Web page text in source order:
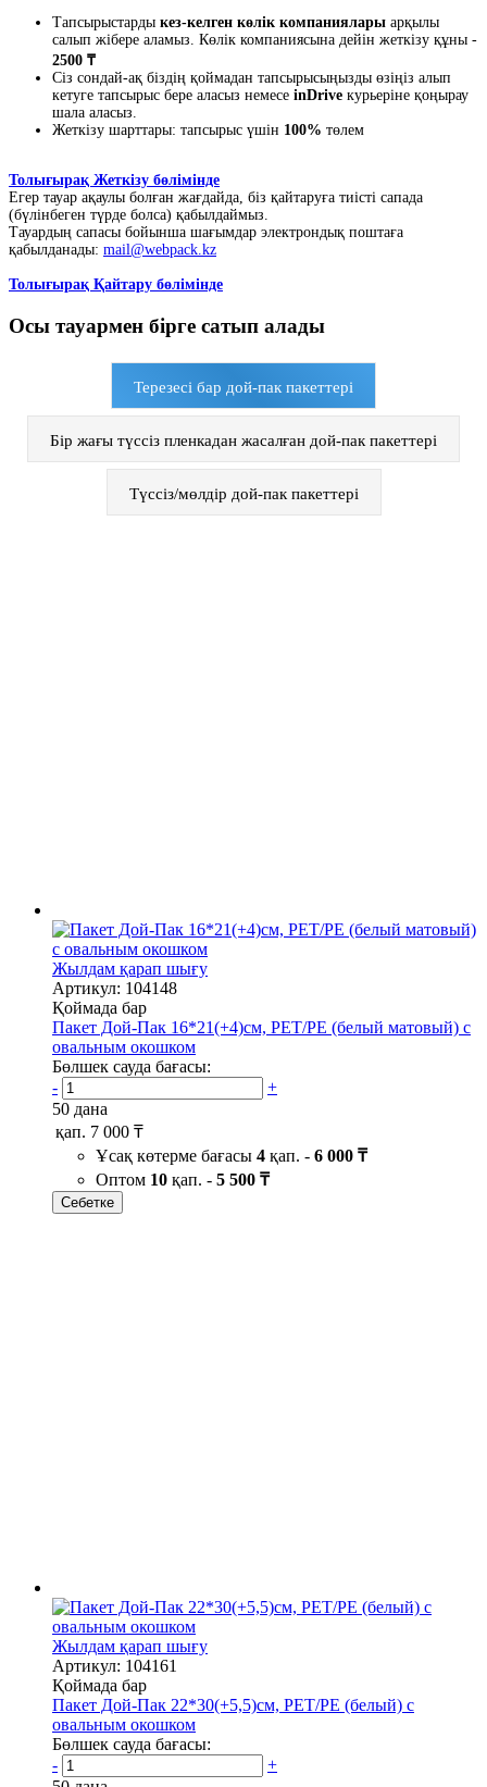
Тапсырыстарды кез-келген көлік компаниялары арқылы
салып жібере аламыз. Көлік компаниясына дейін жеткізу құны -
2500 ₸
Сіз сондай-ақ біздің қоймадан тапсырысыңызды өзіңіз алып
кетуге тапсырыс бере аласыз немесе inDrive курьеріне қоңырау
шала аласыз.
Жеткізу шарттары: тапсырыс үшін 100% төлем
Толығырақ Жеткізу бөлімінде
Егер тауар ақаулы болған жағдайда, біз қайтаруға тиісті сапада
(бүлінбеген түрде болса) қабылдаймыз.
Тауардың сапасы бойынша шағымдар электрондық поштаға
қабылданады: mail@webpack.kz
Толығырақ Қайтару бөлімінде
Осы тауармен бірге сатып алады
Терезесі бар дой-пак пакеттері
Бір жағы түссіз пленкадан жасалған дой-пак пакеттері
Түссіз/мөлдір дой-пак пакеттері
Жылдам қарап шығу
Артикул: 104148
Қоймада бар
Пакет Дой-Пак 16*21(+4)см, PET/PE (белый матовый) с
овальным окошком
Бөлшек сауда бағасы:
-
+
50 дана
қап. 7 000 ₸
Ұсақ көтерме бағасы 4 қап. - 6 000 ₸
Оптом 10 қап. - 5 500 ₸
Себетке
Жылдам қарап шығу
Артикул: 104161
Қоймада бар
Пакет Дой-Пак 22*30(+5,5)см, PET/PE (белый) с
овальным окошком
Бөлшек сауда бағасы:
-
+